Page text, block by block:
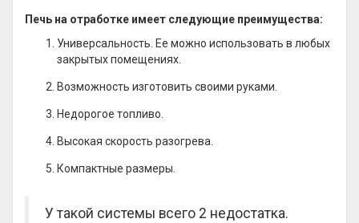
Печь на отработке имеет следующие преимущества:
Универсальность. Ее можно использовать в любых
закрытых помещениях.
Возможность изготовить своими руками.
Недорогое топливо.
Высокая скорость разогрева.
Компактные размеры.
У такой системы всего 2 недостатка.